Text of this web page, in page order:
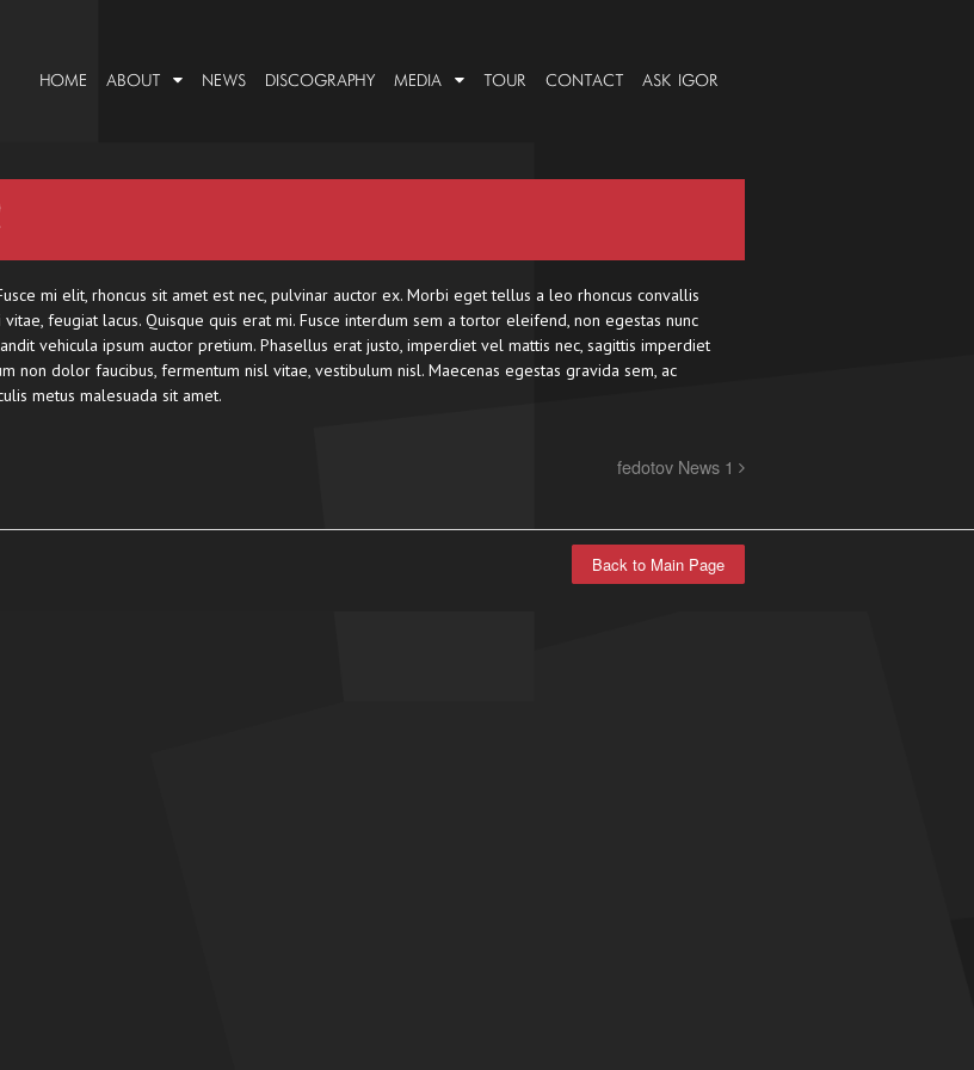
HOME ABOUT NEWS DISCOGRAPHY MEDIA TOUR CONTACT ASK IGOR
mi elit, rhoncus sit amet est nec, pulvinar auctor ex. Morbi eget tellus a leo rhoncus convallis
feugiat lacus. Quisque quis erat mi. Fusce interdum sem a tortor eleifend, non egestas nunc
vehicula ipsum auctor pretium. Phasellus erat justo, imperdiet vel mattis nec, sagittis imperdiet
non dolor faucibus, fermentum nisl vitae, vestibulum nisl. Maecenas egestas gravida sem, ac
metus malesuada sit amet.
fedotov News 1
Back to Main Page